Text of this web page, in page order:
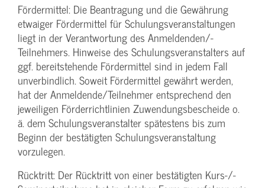
Fördermittel: Die Beantragung und die Gewährung
etwaiger Fördermittel für Schulungs­veranstaltungen
liegt in der Verantwortung des Anmeldenden/­
Teilnehmers. Hinweise des Schulungs­veranstalters auf
ggf. bereitstehende Fördermittel sind in jedem Fall
unverbindlich. Soweit Fördermittel gewährt werden,
hat der Anmeldende/­Teilnehmer entsprechend den
jeweiligen Förderrichtlinien Zuwendungs­bescheide o.
ä. dem Schulungs­veranstalter spätestens bis zum
Beginn der bestätigten Schulungs­veranstaltung
vorzulegen.
Rücktritt: Der Rücktritt von einer bestätigten Kurs-/­